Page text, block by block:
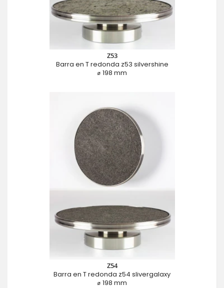
Z53
Barra en T redonda z53 silvershine
⌀ 198 mm
Z54
Barra en T redonda z54 slivergalaxy
⌀ 198 mm